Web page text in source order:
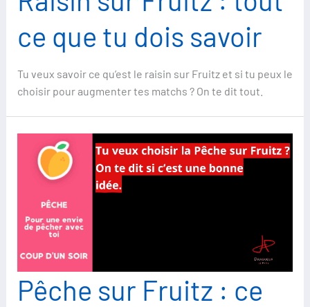
ce que tu dois savoir
Tu veux savoir ce qu’est le raisin sur Fruitz et si tu peux le
choisir pour augmenter tes matchs ? On te dit tout.
Pêche sur Fruitz : ce